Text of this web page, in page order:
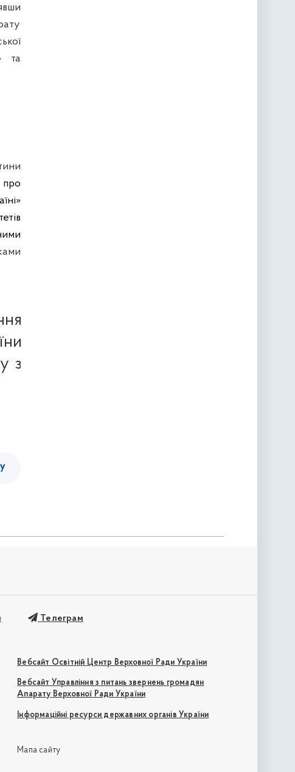
та
про
з
Телеграм
Вебсайт Освітній Центр Верховної Ради України
Вебсайт Управління з питань звернень громадян
Апарату Верховної Ради України
Інформаційні ресурси державних органів України
Мапа сайту